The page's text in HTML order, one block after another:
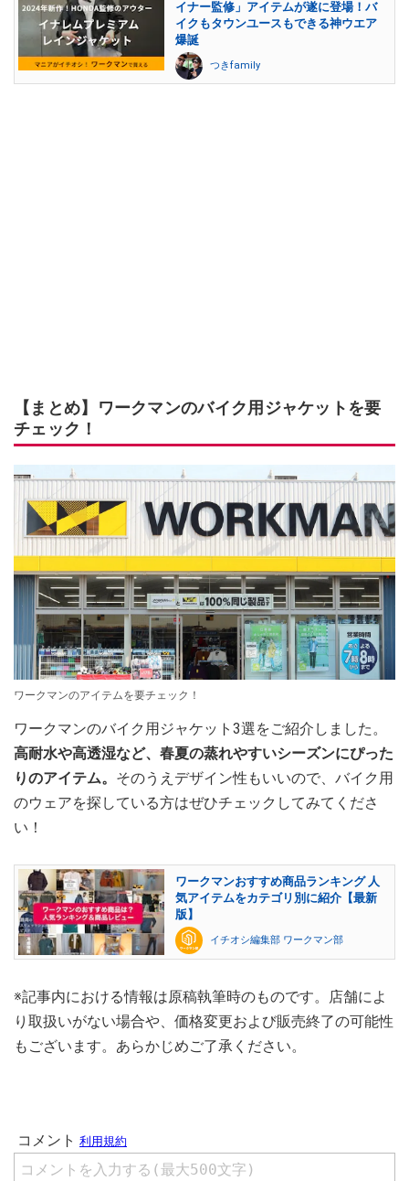
イナー監修」アイテムが遂に登場！バ
イクもタウンユースもできる神ウエア
爆誕
つきfamily
【まとめ】ワークマンのバイク用ジャケットを要
チェック！
ワークマンのアイテムを要チェック！
ワークマンのバイク用ジャケット3選をご紹介しました。
高耐水や高透湿など、春夏の蒸れやすいシーズンにぴった
りのアイテム。 そのうえデザイン性もいいので、バイク用
のウェアを探している方はぜひチェックしてみてくださ
い！
ワークマンおすすめ商品ランキング 人
気アイテムをカテゴリ別に紹介【最新
版】
イチオシ編集部 ワークマン部
※記事内における情報は原稿執筆時のものです。店舗によ
り取扱いがない場合や、価格変更および販売終了の可能性
もございます。あらかじめご了承ください。